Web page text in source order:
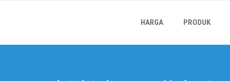
HARGA PRODUK